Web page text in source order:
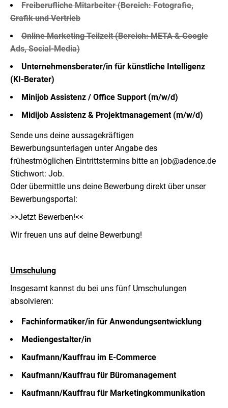
Freiberufliche Mitarbeiter (Bereich: Fotografie,
Grafik und Vertrieb
Online Marketing Teilzeit (Bereich: META & Google
Ads, Social-Media)
Unternehmensberater/in für künstliche Intelligenz
(KI-Berater)
Minijob Assistenz / Office Support (m/w/d)
Midijob Assistenz & Projektmanagement (m/w/d)
Sende uns deine aussagekräftigen
Bewerbungsunterlagen unter Angabe des
frühestmöglichen Eintrittstermins bitte an job@adence.de
Stichwort: Job.
Oder übermittle uns deine Bewerbung direkt über unser
Bewerbungsportal:
>>Jetzt Bewerben!<<
Wir freuen uns auf deine Bewerbung!
Umschulung
Insgesamt kannst du bei uns fünf Umschulungen
absolvieren:
Fachinformatiker/in für Anwendungsentwicklung
Mediengestalter/in
Kaufmann/Kauffrau im E-Commerce
Kaufmann/Kauffrau für Büromanagement
Kaufmann/Kauffrau für Marketingkommunikation